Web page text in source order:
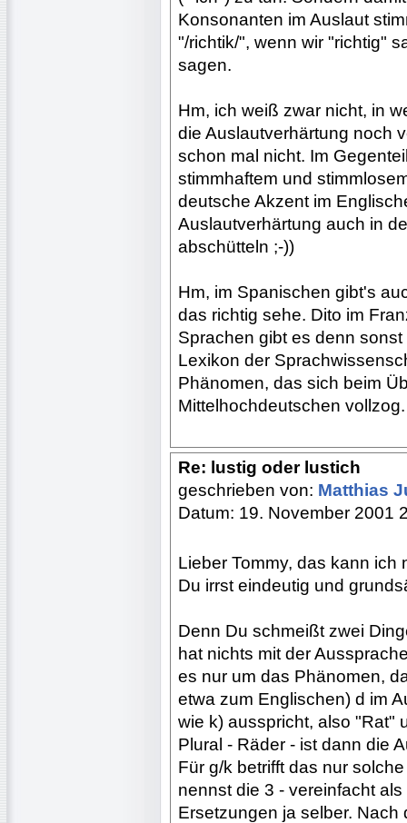
Konsonanten im Auslaut
"/richtik/", wenn wir "richtig"
sagen.
Hm, ich weiß zwar nicht, in
die Auslautverhärtung noch
schon mal nicht. Im
stimmhaftem und
deutsche Akzent im
Auslautverhärtung auch in
abschütteln ;-))
Hm, im Spanischen gibt's
das richtig sehe. Dito im
Sprachen gibt es denn
Lexikon der
Phänomen, das sich beim
Mittelhochdeutschen vollzog.
Re: lustig oder lustich
geschrieben von: Matthias
Datum: 19. November 2001
Lieber Tommy, das kann ich
Du irrst eindeutig und
Denn Du schmeißt zwei
hat nichts mit der
es nur um das Phänomen,
etwa zum Englischen) d im
wie k) ausspricht, also "Rat"
Plural - Räder - ist dann die
Für g/k betrifft das nur
nennst die 3 - vereinfacht
Ersetzungen ja selber.